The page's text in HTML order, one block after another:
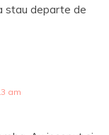
stau departe de
am